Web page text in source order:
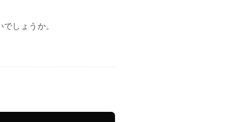
しょうか。